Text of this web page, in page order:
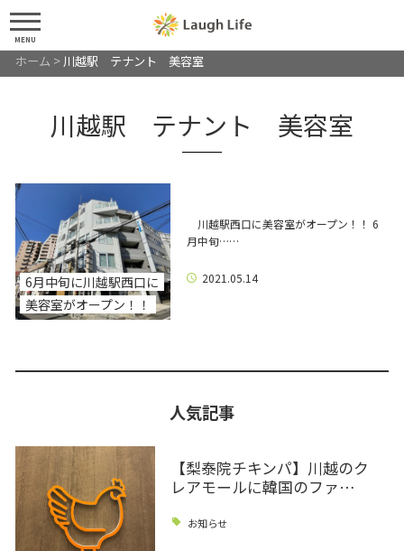
MENU
ホーム > 川越駅 テナント 美容室
川越駅 テナント 美容室
6月中旬に川越駅西口に
美容室がオープン！！
川越駅西口に美容室がオープン！！ 6
月中旬……
2021.05.14
人気記事
【梨泰院チキンパ】川越のク
レアモールに韓国のファ…
お知らせ